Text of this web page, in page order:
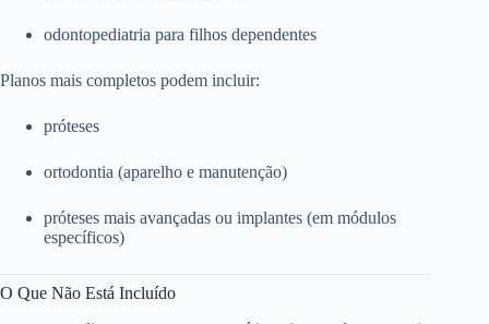
odontopediatria para filhos dependentes
Planos mais completos podem incluir:
próteses
ortodontia (aparelho e manutenção)
próteses mais avançadas ou implantes (em módulos
específicos)
O Que Não Está Incluído